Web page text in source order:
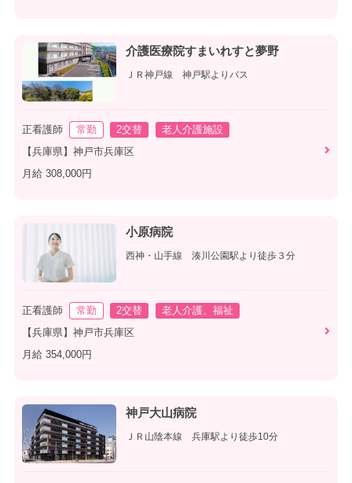
介護医療院すまいれすと夢野
ＪＲ神戸線 神戸駅よりバス
正看護師 常勤 2交替
老人介護施設
【兵庫県】神戸市兵庫区
月給 308,000円
小原病院
西神・山手線 湊川公園駅より徒歩３分
正看護師 常勤 2交替
老人介護、福祉
【兵庫県】神戸市兵庫区
月給 354,000円
神戸大山病院
ＪＲ山陰本線 兵庫駅より徒歩10分